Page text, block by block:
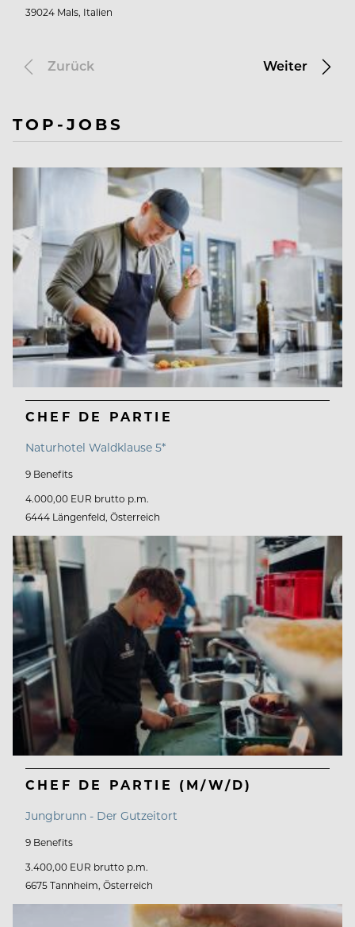
39024 Mals, Italien
Zurück Weiter
TOP-JOBS
CHEF DE PARTIE
Naturhotel Waldklause 5*
9 Benefits
4.000,00 EUR brutto p.m.
6444 Längenfeld, Österreich
CHEF DE PARTIE (M/W/D)
Jungbrunn - Der Gutzeitort
9 Benefits
3.400,00 EUR brutto p.m.
6675 Tannheim, Österreich